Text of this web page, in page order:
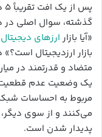
گذشته، سوال اصلی در
«آیا بازار ارزهای دیجیتال
بازار ارزدیجیتال
متضاد و قدرتمند در
یک وضعیت عدم قطعیت
مربوط به احساسات
می‌کنند و از سوی
پدیدار شدن است.